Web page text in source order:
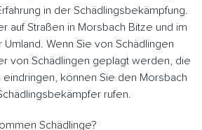
in der Schädlingsbekämpfung.
auf Straßen in Morsbach Bitze und im
Wenn Sie von Schädlingen
von Schädlingen geplagt werden, die
eindringen, können Sie den Morsbach
rufen.
Schädlinge?